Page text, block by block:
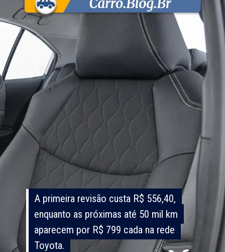
A primeira revisão custa R$ 556,40,
enquanto as próximas até 50 mil km
aparecem por R$ 799 cada na rede
Toyota.
A primeira revisão custa R$ 556,40,
enquanto as próximas até 50 mil km
aparecem por R$ 799 cada na rede
Toyota.